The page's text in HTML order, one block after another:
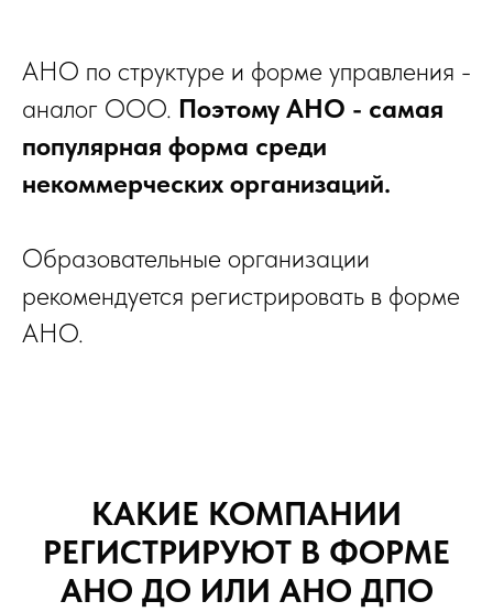
АНО по структуре и форме управления -
аналог ООО. Поэтому АНО - самая
популярная форма среди
некоммерческих организаций.
Образовательные организации
рекомендуется регистрировать в форме
АНО.
КАКИЕ КОМПАНИИ
РЕГИСТРИРУЮТ В ФОРМЕ
АНО ДО ИЛИ АНО ДПО